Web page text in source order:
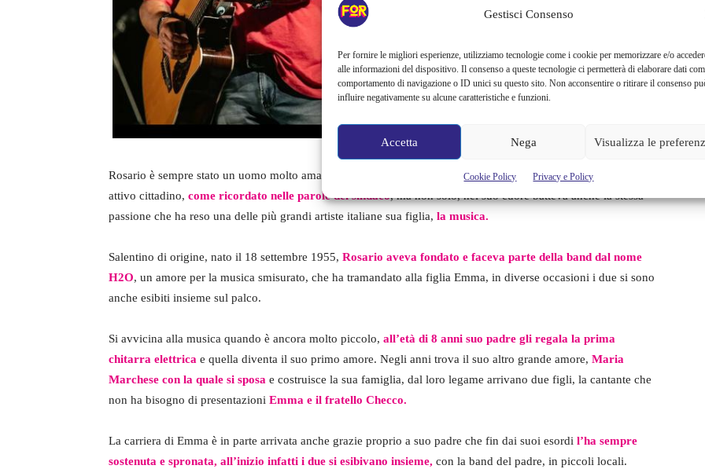
Gestisci Consenso
Per fornire le migliori esperienze, utilizziamo tecnologie come i cookie per memorizzare e/o
alle informazioni del dispositivo. Il consenso a queste tecnologie ci permetterà di elaborare dati
comportamento di navigazione o ID unici su questo sito. Non acconsentire o ritirare il consenso
influire negativamente su alcune caratteristiche e funzioni.
Accetta Nega Visualizza le
Cookie Policy Privacy e Policy
Rosario è sempre stato un uomo molto amato da tutti, figura ammirata e stimata nel suo paese, di cui è stato un
attivo cittadino, come ricordato nelle parole del sindaco, ma non solo, nel suo cuore batteva anche la stessa
passione che ha reso una delle più grandi artiste italiane sua figlia, la musica.
Salentino di origine, nato il 18 settembre 1955, Rosario aveva fondato e faceva parte della band dal nome
H2O, un amore per la musica smisurato, che ha tramandato alla figlia Emma, in diverse occasioni i due si sono
anche esibiti insieme sul palco.
Si avvicina alla musica quando è ancora molto piccolo, all’età di 8 anni suo padre gli regala la prima
chitarra elettrica e quella diventa il suo primo amore. Negli anni trova il suo altro grande amore, Maria
Marchese con la quale si sposa e costruisce la sua famiglia, dal loro legame arrivano due figli, la cantante che
non ha bisogno di presentazioni Emma e il fratello Checco.
La carriera di Emma è in parte arrivata anche grazie proprio a suo padre che fin dai suoi esordi l’ha sempre
sostenuta e spronata, all’inizio infatti i due si esibivano insieme, con la band del padre, in piccoli locali.